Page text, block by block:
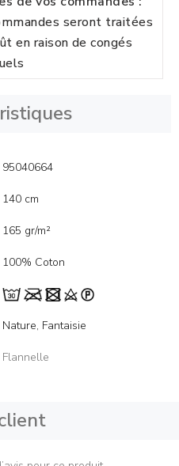
seront traitées
en raison de congés
95040664
140 cm
165 gr/m²
100% Coton
Nature, Fantaisie
Flannelle